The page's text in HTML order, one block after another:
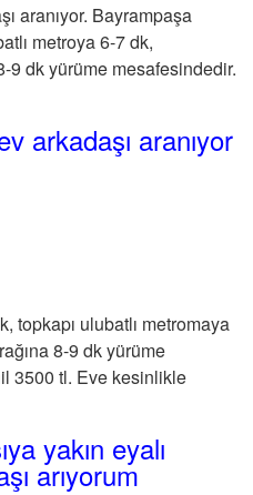
aranıyor. Bayrampaşa
metroya 6-7 dk,
9 dk yürüme mesafesindedir.
arkadaşı aranıyor
topkapı ulubatlı metromaya
8-9 dk yürüme
3500 tl. Eve kesinlikle
yakın eyalı
arıyorum